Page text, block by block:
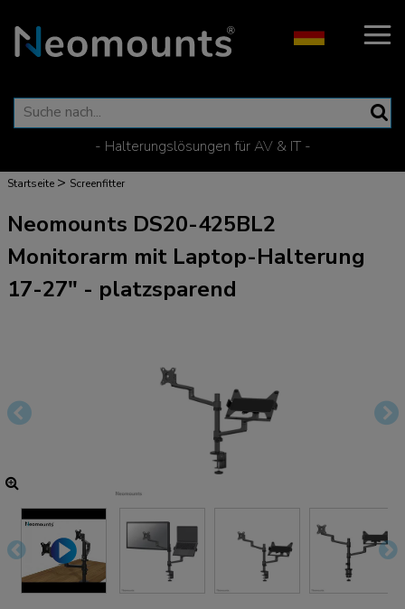
- Halterungslösungen für AV & IT -
Startseite > Screenfitter
Neomounts DS20-425BL2
Monitorarm mit Laptop-Halterung
17-27" - platzsparend